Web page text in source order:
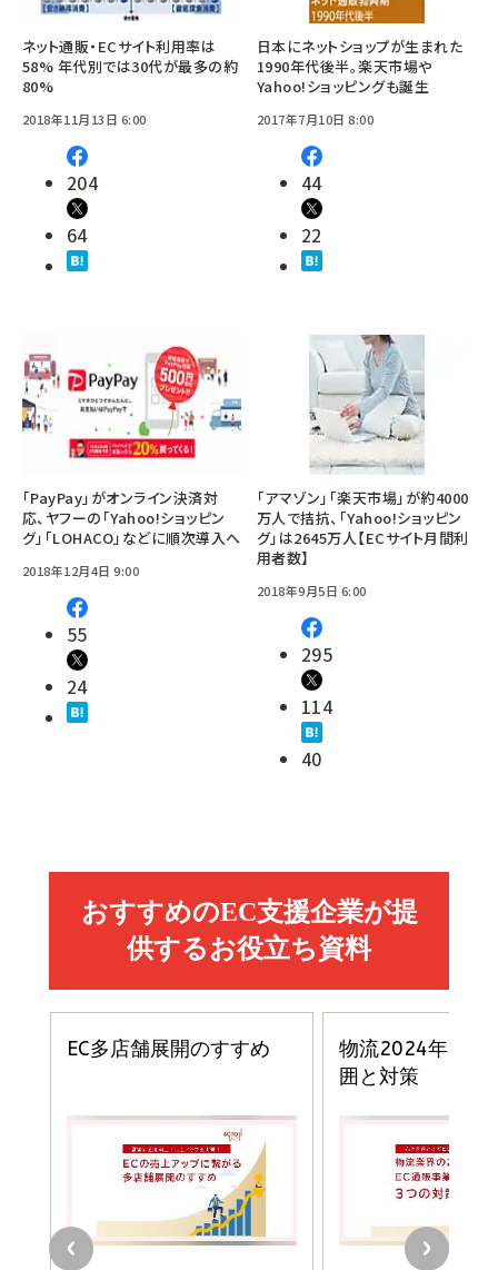
ネット通販・ECサイト利用率は
58% 年代別では30代が最多の約
80%
2018年11月13日 6:00
204
64
日本にネットショップが生まれた
1990年代後半。楽天市場や
Yahoo!ショッピングも誕生
2017年7月10日 8:00
44
22
「PayPay」がオンライン決済対
応、ヤフーの「Yahoo!ショッピン
グ」「LOHACO」などに順次導入へ
2018年12月4日 9:00
55
24
「アマゾン」「楽天市場」が約4000
万人で拮抗、「Yahoo!ショッピン
グ」は2645万人【ECサイト月間利
用者数】
2018年9月5日 6:00
295
114
40